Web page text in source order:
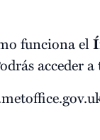
funciona el
acceder